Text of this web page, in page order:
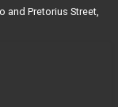
and Pretorius Street,